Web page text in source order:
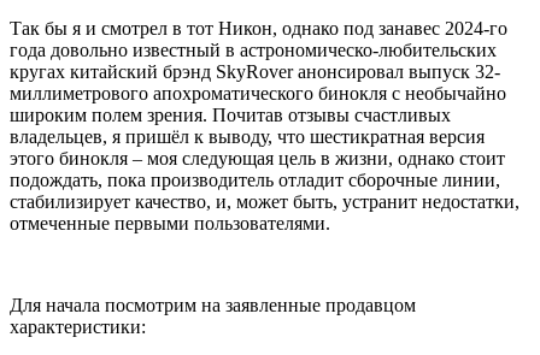
Так бы я и смотрел в тот Никон, однако под занавес 2024-го
года довольно известный в астрономическо-любительских
кругах китайский брэнд SkyRover анонсировал выпуск 32-
миллиметрового апохроматического бинокля с необычайно
широким полем зрения. Почитав отзывы счастливых
владельцев, я пришёл к выводу, что шестикратная версия
этого бинокля – моя следующая цель в жизни, однако стоит
подождать, пока производитель отладит сборочные линии,
стабилизирует качество, и, может быть, устранит недостатки,
отмеченные первыми пользователями.
Для начала посмотрим на заявленные продавцом
характеристики: